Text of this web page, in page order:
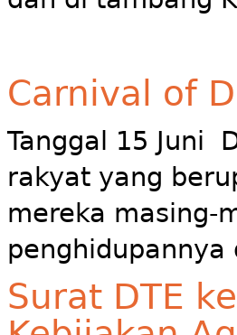
Carnival of
Tanggal 15 Juni
rakyat yang
mereka masing-
Surat DTE